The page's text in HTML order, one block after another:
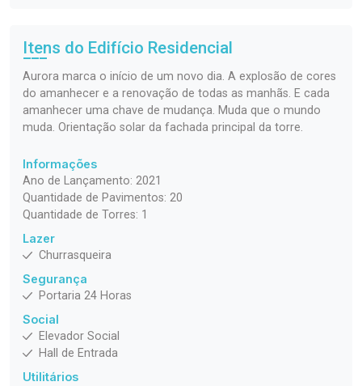
Itens do Edifício Residencial
Aurora marca o início de um novo dia. A explosão de cores
do amanhecer e a renovação de todas as manhãs. E cada
amanhecer uma chave de mudança. Muda que o mundo
muda. Orientação solar da fachada principal da torre.
Informações
Ano de Lançamento: 2021
Quantidade de Pavimentos: 20
Quantidade de Torres: 1
Lazer
Churrasqueira
Segurança
Portaria 24 Horas
Social
Elevador Social
Hall de Entrada
Utilitários